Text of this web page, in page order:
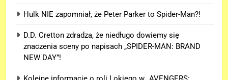
Hulk NIE zapomniał, że Peter Parker to Spider-Man?!
D.D. Cretton zdradza, że niedługo dowiemy się
znaczenia sceny po napisach „SPIDER-MAN: BRAND
NEW DAY”!